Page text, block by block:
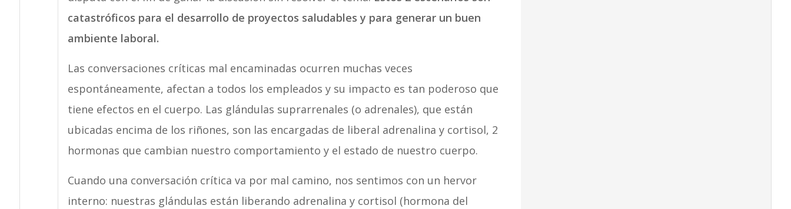
catastróficos para el desarrollo de proyectos saludables y para generar un buen
ambiente laboral.
Las conversaciones críticas mal encaminadas ocurren muchas veces
espontáneamente, afectan a todos los empleados y su impacto es tan poderoso que
tiene efectos en el cuerpo. Las glándulas suprarrenales (o adrenales), que están
ubicadas encima de los riñones, son las encargadas de liberal adrenalina y cortisol, 2
hormonas que cambian nuestro comportamiento y el estado de nuestro cuerpo.
Cuando una conversación crítica va por mal camino, nos sentimos con un hervor
interno: nuestras glándulas están liberando adrenalina y cortisol (hormona del